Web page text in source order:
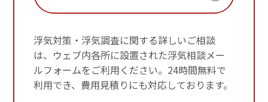
浮気対策・浮気調査に関する詳しいご相談
は、ウェブ内各所に設置された浮気相談メー
ルフォームをご利用ください。24時間無料で
利用でき、費用見積りにも対応しております。